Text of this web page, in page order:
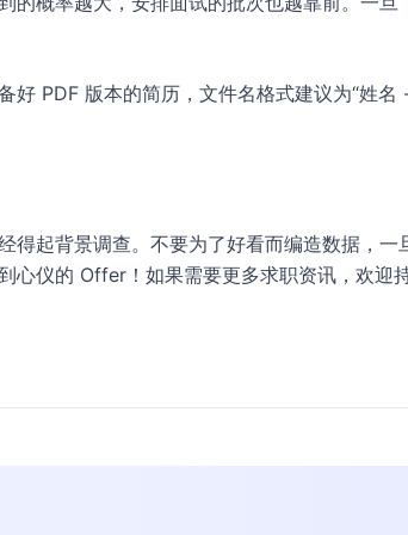
好 PDF 版本的简历，文件名格式建议为“姓名
得起背景调查。不要为了好看而编造数据，一
心仪的 Offer！如果需要更多求职资讯，欢迎